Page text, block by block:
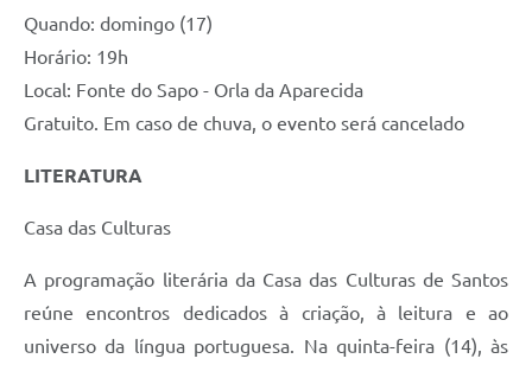
Quando: domingo (17)
Horário: 19h
Local: Fonte do Sapo - Orla da Aparecida
Gratuito. Em caso de chuva, o evento será cancelado
LITERATURA
Casa das Culturas
A programação literária da Casa das Culturas de Santos
reúne encontros dedicados à criação, à leitura e ao
universo da língua portuguesa. Na quinta-feira (14), às